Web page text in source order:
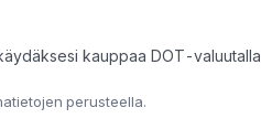
kauppaa DOT-valuutalla
perusteella.